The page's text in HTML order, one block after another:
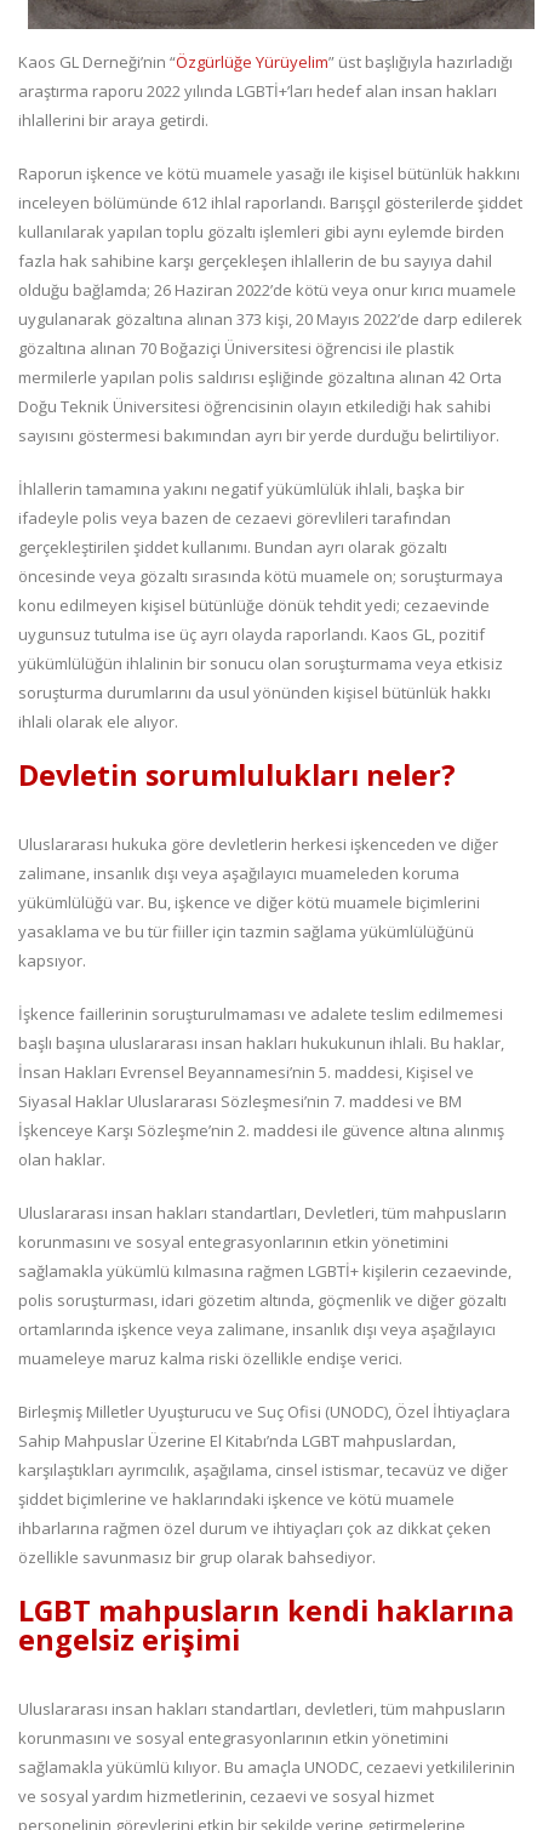
Kaos GL Derneği’nin “Özgürlüğe Yürüyelim” üst başlığıyla hazırladığı
araştırma raporu 2022 yılında LGBTİ+’ları hedef alan insan hakları
ihlallerini bir araya getirdi.
Raporun işkence ve kötü muamele yasağı ile kişisel bütünlük hakkını
inceleyen bölümünde 612 ihlal raporlandı. Barışçıl gösterilerde şiddet
kullanılarak yapılan toplu gözaltı işlemleri gibi aynı eylemde birden
fazla hak sahibine karşı gerçekleşen ihlallerin de bu sayıya dahil
olduğu bağlamda; 26 Haziran 2022’de kötü veya onur kırıcı muamele
uygulanarak gözaltına alınan 373 kişi, 20 Mayıs 2022’de darp edilerek
gözaltına alınan 70 Boğaziçi Üniversitesi öğrencisi ile plastik
mermilerle yapılan polis saldırısı eşliğinde gözaltına alınan 42 Orta
Doğu Teknik Üniversitesi öğrencisinin olayın etkilediği hak sahibi
sayısını göstermesi bakımından ayrı bir yerde durduğu belirtiliyor.
İhlallerin tamamına yakını negatif yükümlülük ihlali, başka bir
ifadeyle polis veya bazen de cezaevi görevlileri tarafından
gerçekleştirilen şiddet kullanımı. Bundan ayrı olarak gözaltı
öncesinde veya gözaltı sırasında kötü muamele on; soruşturmaya
konu edilmeyen kişisel bütünlüğe dönük tehdit yedi; cezaevinde
uygunsuz tutulma ise üç ayrı olayda raporlandı. Kaos GL, pozitif
yükümlülüğün ihlalinin bir sonucu olan soruşturmama veya etkisiz
soruşturma durumlarını da usul yönünden kişisel bütünlük hakkı
ihlali olarak ele alıyor.
Devletin sorumlulukları neler?
Uluslararası hukuka göre devletlerin herkesi işkenceden ve diğer
zalimane, insanlık dışı veya aşağılayıcı muameleden koruma
yükümlülüğü var. Bu, işkence ve diğer kötü muamele biçimlerini
yasaklama ve bu tür fiiller için tazmin sağlama yükümlülüğünü
kapsıyor.
İşkence faillerinin soruşturulmaması ve adalete teslim edilmemesi
başlı başına uluslararası insan hakları hukukunun ihlali. Bu haklar,
İnsan Hakları Evrensel Beyannamesi’nin 5. maddesi, Kişisel ve
Siyasal Haklar Uluslararası Sözleşmesi’nin 7. maddesi ve BM
İşkenceye Karşı Sözleşme’nin 2. maddesi ile güvence altına alınmış
olan haklar.
Uluslararası insan hakları standartları, Devletleri, tüm mahpusların
korunmasını ve sosyal entegrasyonlarının etkin yönetimini
sağlamakla yükümlü kılmasına rağmen LGBTİ+ kişilerin cezaevinde,
polis soruşturması, idari gözetim altında, göçmenlik ve diğer gözaltı
ortamlarında işkence veya zalimane, insanlık dışı veya aşağılayıcı
muameleye maruz kalma riski özellikle endişe verici.
Birleşmiş Milletler Uyuşturucu ve Suç Ofisi (UNODC), Özel İhtiyaçlara
Sahip Mahpuslar Üzerine El Kitabı’nda LGBT mahpuslardan,
karşılaştıkları ayrımcılık, aşağılama, cinsel istismar, tecavüz ve diğer
şiddet biçimlerine ve haklarındaki işkence ve kötü muamele
ihbarlarına rağmen özel durum ve ihtiyaçları çok az dikkat çeken
özellikle savunmasız bir grup olarak bahsediyor.
LGBT mahpusların kendi haklarına
engelsiz erişimi
Uluslararası insan hakları standartları, devletleri, tüm mahpusların
korunmasını ve sosyal entegrasyonlarının etkin yönetimini
sağlamakla yükümlü kılıyor. Bu amaçla UNODC, cezaevi yetkililerinin
ve sosyal yardım hizmetlerinin, cezaevi ve sosyal hizmet
personelinin görevlerini etkin bir şekilde yerine getirmelerine